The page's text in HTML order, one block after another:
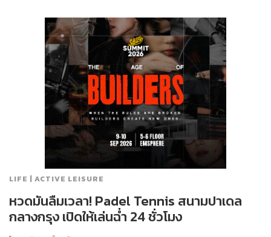
LIFE | ACTIVE LEISURE
หวดมันลืมเวลา! Padel Tennis สนามปาเดล
กลางกรุง เปิดให้เล่นฉ่ำ 24 ชั่วโมง